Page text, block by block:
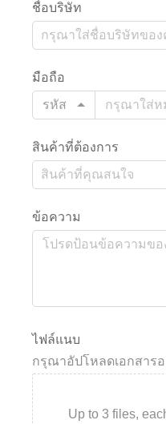
ชื่อบริษัท
มือถือ
รหัส
สินค้าที่ต้องการ
ข้อความ
ไฟล์แนบ
กรุณาอัปโหลดเอกสาร
Up to 3 files,